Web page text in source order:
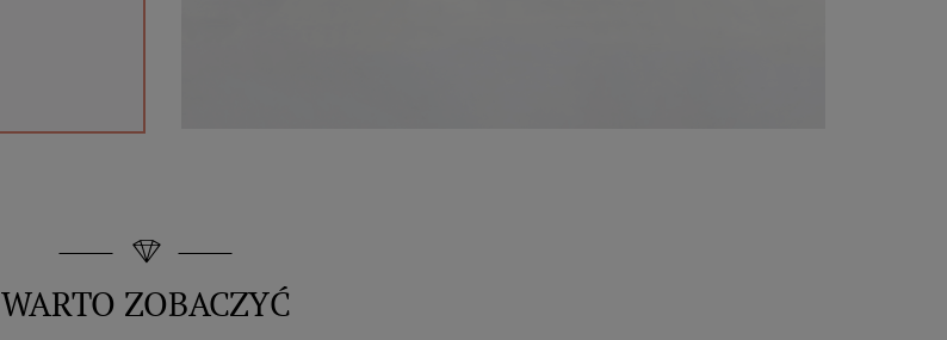
WARTO ZOBACZYĆ